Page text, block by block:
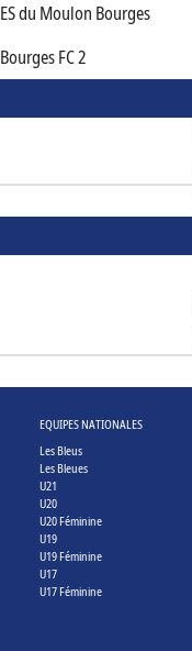
ES du Moulon Bourges
Bourges FC 2
EQUIPES NATIONALES
Les Bleus
Les Bleues
U21
U20
U20 Féminine
U19
U19 Féminine
U17
U17 Féminine